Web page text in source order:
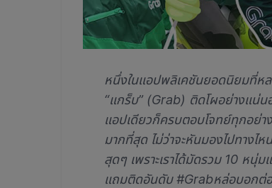
หนึ่งในแอปพลิเคชันยอดนิยมที่หล
“แกร็บ” (Grab) ติดโผอย่างแน่น
แอปเดียวก็ครบตอบโจทย์ทุกอย่
มากที่สุด ไม่ว่าจะหันมองไปทางไ
สุดๆ เพราะเราได้มัดรวม 10 หนุ่
แถมติดอันดับ #Grabหล่อบอกต่อ